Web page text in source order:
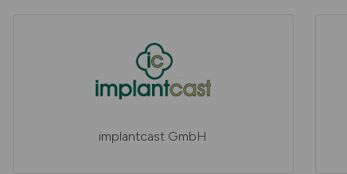
implantcast GmbH